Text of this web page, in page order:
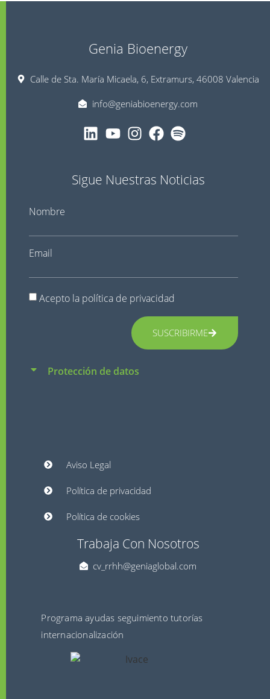
Genia Bioenergy
Calle de Sta. María Micaela, 6, Extramurs, 46008 Valencia
info@geniabioenergy.com
Sigue Nuestras Noticias
Nombre
Email
Acepto la política de privacidad
SUSCRIBIRME
Protección de datos
Aviso Legal
Política de privacidad
Política de cookies
Trabaja Con Nosotros
cv_rrhh@geniaglobal.com
Programa ayudas seguimiento tutorías
internacionalización